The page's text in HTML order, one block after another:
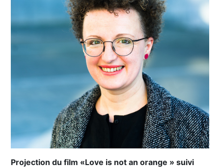
Projection du film «Love is not an orange » suivi